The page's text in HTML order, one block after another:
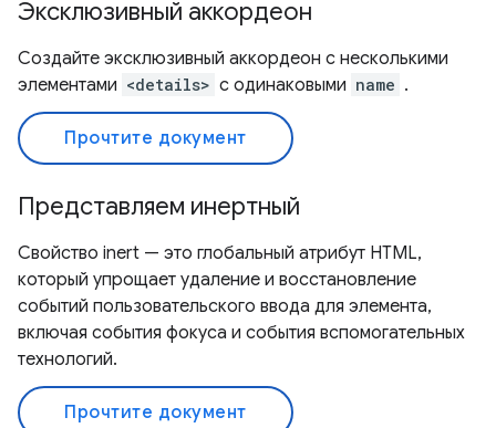
Эксклюзивный аккордеон
Создайте эксклюзивный аккордеон с несколькими
элементами <details> с одинаковыми name .
Прочтите документ
Представляем инертный
Свойство inert — это глобальный атрибут HTML,
который упрощает удаление и восстановление
событий пользовательского ввода для элемента,
включая события фокуса и события вспомогательных
технологий.
Прочтите документ